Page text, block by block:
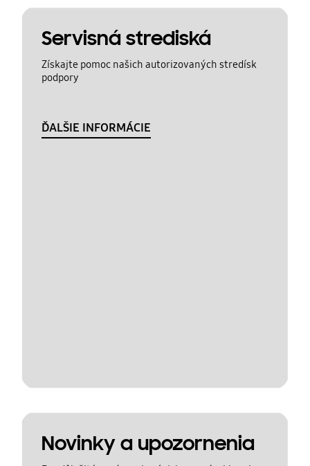
Servisná strediská
Získajte pomoc našich autorizovaných stredísk
podpory
ĎALŠIE INFORMÁCIE
Novinky a upozornenia